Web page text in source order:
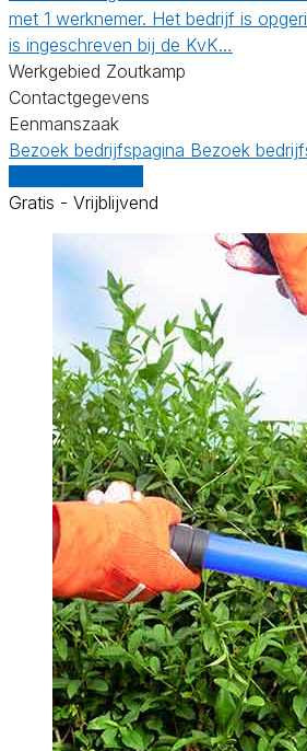
met 1 werknemer. Het bedrijf is
is ingeschreven bij de KvK…
Werkgebied Zoutkamp
Contactgegevens
Eenmanszaak
Bezoek bedrijfspagina Bezoek
Gratis - Vrijblijvend